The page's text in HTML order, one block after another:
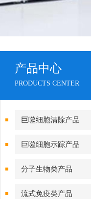
产品中心
PRODUCTS CENTER
巨噬细胞清除产品
巨噬细胞示踪产品
分子生物类产品
流式免疫类产品